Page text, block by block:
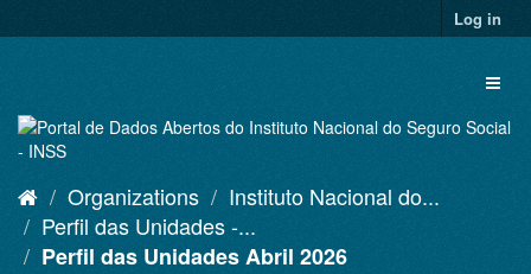
to
Log in
Organizations
Instituto Nacional do...
Perfil das Unidades -...
Perfil das Unidades Abril 2026